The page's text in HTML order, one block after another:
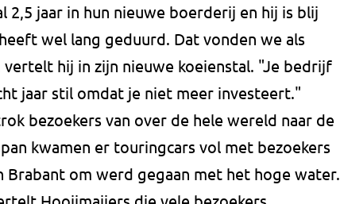
2,5 jaar in hun nieuwe boerderij en hij is blij
wel lang geduurd. Dat vonden we als
hij in zijn nieuwe koeienstal. "Je bedrijf
jaar stil omdat je niet meer investeert."
bezoekers van over de hele wereld naar de
kwamen er touringcars vol met bezoekers
Brabant om werd gegaan met het hoge water.